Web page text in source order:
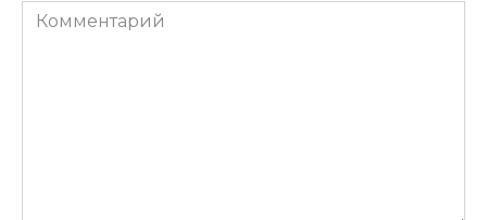
Комментарий